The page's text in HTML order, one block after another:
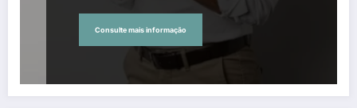
Consulte mais informação